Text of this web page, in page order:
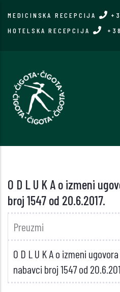
MEDICINSKA RECEPCIJA
HOTELSKA RECEPCIJA
O D L U K A o izmeni
broj 1547 od 20.6.2017.
Preuzmi
O D L U K A o izmeni
nabavci broj 1547 od